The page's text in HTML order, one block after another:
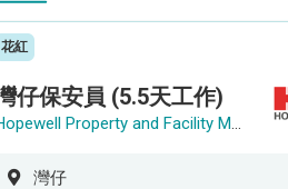
花紅
仔保安員 (5.5天工作)
Hopewell Property and Facility Management Ltd. 合和物業及設施管理有限公司
灣仔